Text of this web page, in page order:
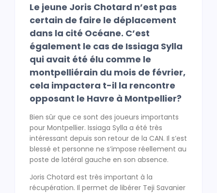
Le jeune Joris Chotard n’est pas
certain de faire le déplacement
dans la cité Océane. C’est
également le cas de Issiaga Sylla
qui avait été élu comme le
montpelliérain du mois de février,
cela impactera t-il la rencontre
opposant le Havre à Montpellier?
Bien sûr que ce sont des joueurs importants
pour Montpellier. Issiaga Sylla a été très
intéressant depuis son retour de la CAN. Il s’est
blessé et personne ne s’impose réellement au
poste de latéral gauche en son absence.
Joris Chotard est très important à la
récupération. Il permet de libérer Teji Savanier